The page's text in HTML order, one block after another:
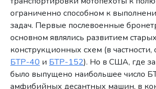
ограниченно способном к
задач. Первые послевоенные
основном являлись развитием старых
конструкционных схем (в частности,
БТР-40 и БТР-152). Но в США, где
было выпущено наибольшее число
амфибийных десантных машин, в